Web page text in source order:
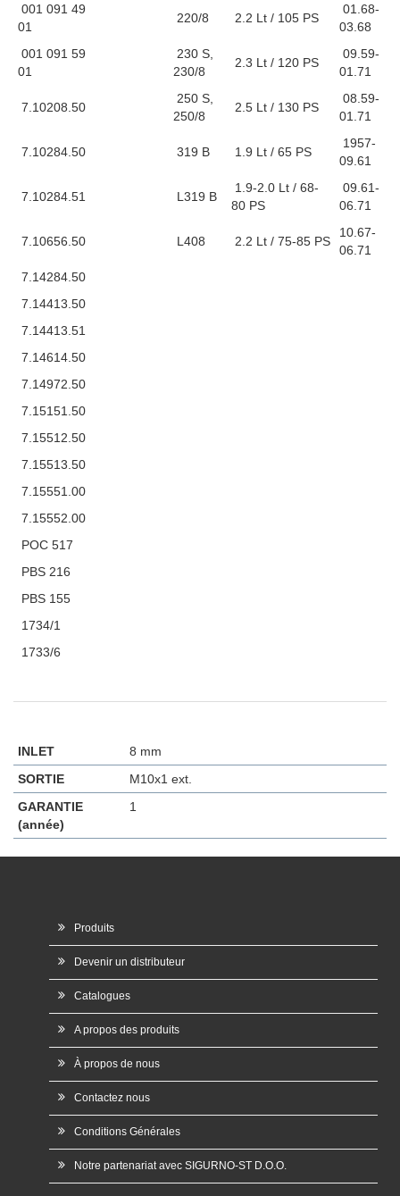
001 091 49
01
220/8 2.2 Lt / 105 PS
01.68-
03.68
001 091 59
01
230 S,
230/8
2.3 Lt / 120 PS
09.59-
01.71
7.10208.50
250 S,
250/8
2.5 Lt / 130 PS
08.59-
01.71
7.10284.50 319 B 1.9 Lt / 65 PS
1957-
09.61
7.10284.51 L319 B
1.9-2.0 Lt / 68-
80 PS
09.61-
06.71
7.10656.50 L408 2.2 Lt / 75-85 PS
10.67-
06.71
7.14284.50
7.14413.50
7.14413.51
7.14614.50
7.14972.50
7.15151.50
7.15512.50
7.15513.50
7.15551.00
7.15552.00
POC 517
PBS 216
PBS 155
1734/1
1733/6
INLET
8 mm
SORTIE
M10x1 ext.
GARANTIE
(année)
1
Produits
Devenir un distributeur
Catalogues
A propos des produits
À propos de nous
Contactez nous
Conditions Générales
Notre partenariat avec SIGURNO-ST D.O.O.